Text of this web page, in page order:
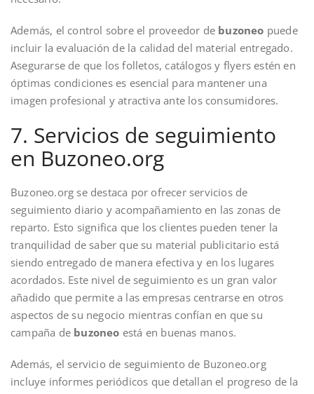
Además, el control sobre el proveedor de buzoneo puede
incluir la evaluación de la calidad del material entregado.
Asegurarse de que los folletos, catálogos y flyers estén en
óptimas condiciones es esencial para mantener una
imagen profesional y atractiva ante los consumidores.
7. Servicios de seguimiento
en Buzoneo.org
Buzoneo.org se destaca por ofrecer servicios de
seguimiento diario y acompañamiento en las zonas de
reparto. Esto significa que los clientes pueden tener la
tranquilidad de saber que su material publicitario está
siendo entregado de manera efectiva y en los lugares
acordados. Este nivel de seguimiento es un gran valor
añadido que permite a las empresas centrarse en otros
aspectos de su negocio mientras confían en que su
campaña de buzoneo está en buenas manos.
Además, el servicio de seguimiento de Buzoneo.org
incluye informes periódicos que detallan el progreso de la